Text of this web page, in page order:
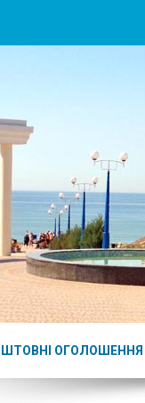
ОГОЛОШЕННЯ